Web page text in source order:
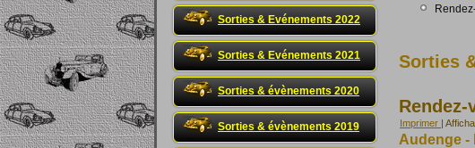
Sorties & Evénements 2022
Sorties & Evénements 2021
Sorties & évènements 2020
Sorties & évènements 2019
Sorties
Imprimer |
Audenge -